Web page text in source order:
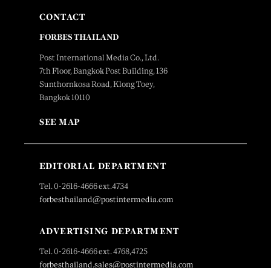
CONTACT
FORBES THAILAND
Post International Media Co., Ltd.
7th Floor, Bangkok Post Building, 136
Sunthornkosa Road, Klong Toey,
Bangkok 10110
SEE MAP
EDITORIAL DEPARTMENT
Tel. 0-2616-4666 ext.4734
forbesthailand@postintermedia.com
ADVERTISING DEPARTMENT
Tel. 0-2616-4666 ext. 4768,4725
forbesthailand.sales@postintermedia.com